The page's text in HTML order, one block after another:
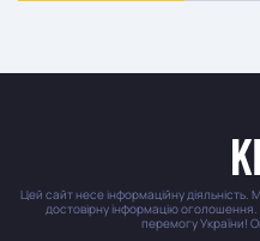
Цей сайт несе інформаційну
достовірну інформацію оголошення.
перемогу України!